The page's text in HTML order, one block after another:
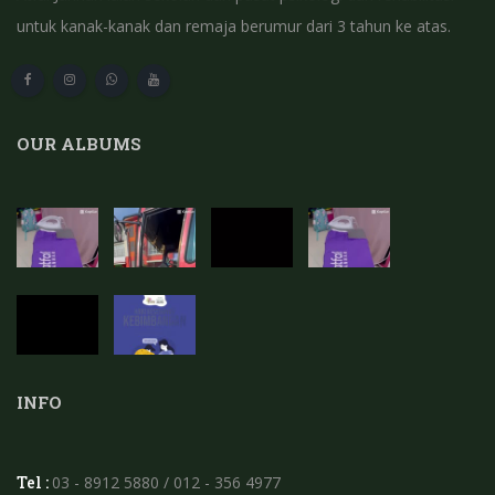
untuk kanak-kanak dan remaja berumur dari 3 tahun ke atas.
OUR ALBUMS
INFO
Tel : 03 - 8912 5880 / 012 - 356 4977